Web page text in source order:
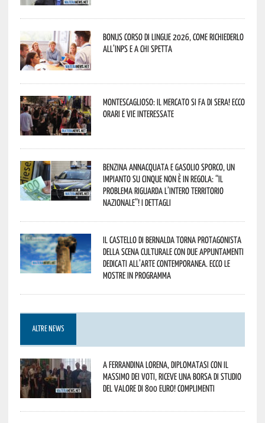
Bonus corso di lingue 2026, come richiederlo
all’INPS e a chi spetta
Montescaglioso: il mercato si fa di sera! Ecco
orari e vie interessate
Benzina annacquata e gasolio sporco, un
impianto su cinque non è in regola: “il
problema riguarda l’intero territorio
Nazionale”! I dettagli
Il Castello di Bernalda torna protagonista
della scena culturale con due appuntamenti
dedicati all’arte contemporanea. Ecco le
mostre in programma
ALTRE NEWS
A Ferrandina Lorena, diplomatasi con il
massimo dei voti, riceve una borsa di studio
del valore di 800 euro! Complimenti